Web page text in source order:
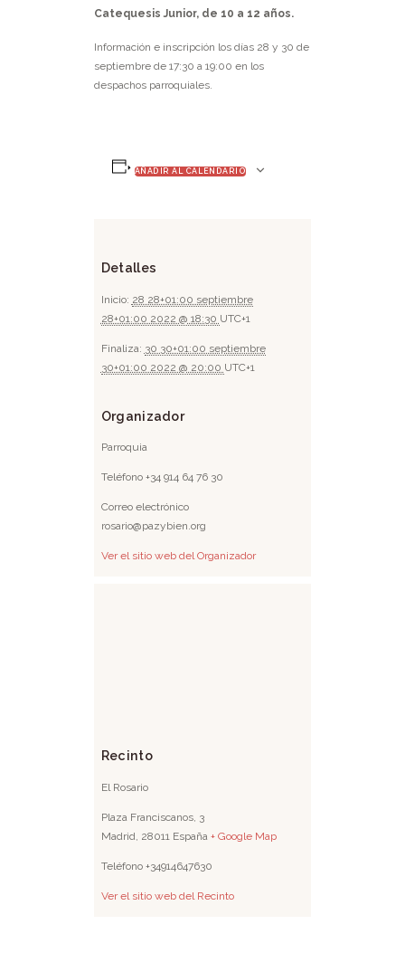
Catequesis Junior, de 10 a 12 años.
Información e inscripción los días 28 y 30 de
septiembre de 17:30 a 19:00 en los
despachos parroquiales.
AÑADIR AL CALENDARIO
Detalles
Inicio: 28 28+01:00 septiembre
28+01:00 2022 @ 18:30 UTC+1
Finaliza: 30 30+01:00 septiembre
30+01:00 2022 @ 20:00 UTC+1
Organizador
Parroquia
Teléfono +34 914 64 76 30
Correo electrónico
rosario@pazybien.org
Ver el sitio web del Organizador
Recinto
El Rosario
Plaza Franciscanos, 3
Madrid, 28011 España + Google Map
Teléfono +34914647630
Ver el sitio web del Recinto